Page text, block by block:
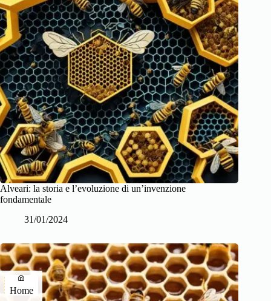
Alveari: la storia e l’evoluzione di un’invenzione
fondamentale
31/01/2024
Home